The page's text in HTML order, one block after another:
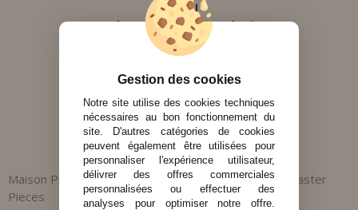
Paiements sécurisés
· Virement bancaire
· Paiement par carte ou Bizum
· Paiement à la livraison (supplément)
Maison Puzzle » Puzzles par Marques » Puzzles Master
Pieces
Gestion des cookies
Notre site utilise des cookies techniques
nécessaires au bon fonctionnement du
site. D'autres catégories de cookies
peuvent également être utilisées pour
personnaliser l'expérience utilisateur,
délivrer des offres commerciales
personnalisées ou effectuer des
analyses pour optimiser notre offre.